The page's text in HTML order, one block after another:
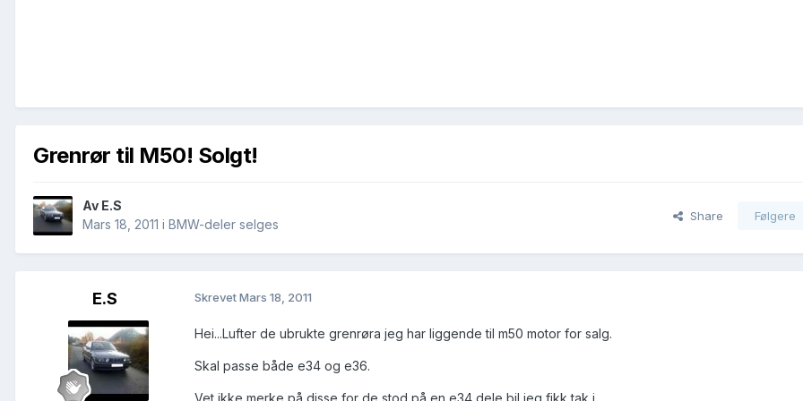
Grenrør til M50! Solgt!
Av E.S
Mars 18, 2011 i BMW-deler selges
Share Følgere
E.S SkrevetMars 18, 2011
Hei...Lufter de ubrukte grenrøra jeg har liggende til m50 motor for salg.
Skal passe både e34 og e36.